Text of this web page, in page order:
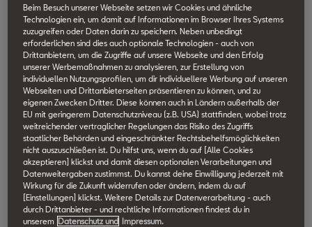
App dafür
My SEAT App.
Damit hast du immer alles im Griff. Die My SEAT App gibt dir
einen Überblick deiner Fahrdaten und lässt dich die SEAT
CONNECT³ Features über dein Smartphone nutzen.
Beim Besuch unserer Webseite setzen wir Cookies und ähnliche
Technologien ein, um damit auf Informationen im Browser Ihres Systems
zuzugreifen oder Daten darin zu speichern. Neben unbedingt
erforderlichen sind dies auch optionale Technologien - auch von
Drittanbietern, um die Zugriffe auf unsere Webseite und den Erfolg
unserer Werbemaßnahmen zu analysieren, zur Erstellung von
individuellen Nutzungsprofilen, um dir individuellere Werbung auf unseren
Webseiten und Drittanbieterseiten präsentieren zu können, und zu
eigenen Zwecken Dritter. Diese können auch in Ländern außerhalb der
EU mit geringerem Datenschutzniveau (z.B. USA) stattfinden, wobei trotz
weitreichender vertraglicher Regelungen das Risiko des Zugriffs
staatlicher Behörden und eingeschränkter Rechtsbehelfsmöglichkeiten
nicht auszuschließen ist. Du hilfst uns, wenn du auf [Alle Cookies
akzeptieren] klickst und damit diesen optionalen Verarbeitungen und
Datenweitergaben zustimmst. Du kannst deine Einwilligung jederzeit mit
Wirkung für die Zukunft widerrufen oder ändern, indem du auf
[Einstellungen] klickst. Weitere Details zur Datenverarbeitung - auch
durch Drittanbieter - und rechtliche Informationen findest du in
unserem
Datenschutz und Impressum.